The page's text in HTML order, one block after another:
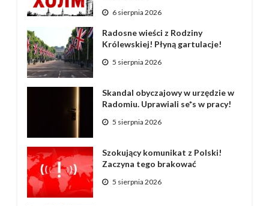
6 sierpnia 2026
Radosne wieści z Rodziny
Królewskiej! Płyną gartulacje!
5 sierpnia 2026
Skandal obyczajowy w urzędzie w
Radomiu. Uprawiali se*s w pracy!
5 sierpnia 2026
Szokujący komunikat z Polski!
Zaczyna tego brakować
5 sierpnia 2026